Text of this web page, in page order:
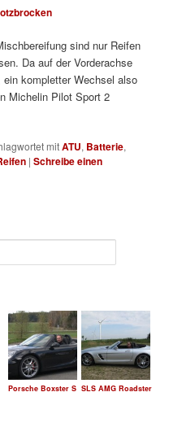
sind nur Reifen
Da auf der Vorderachse
kompletter Wechsel also
Michelin Pilot Sport 2
mitATU, Batterie,
|Schreibe einen
SLS AMG Roadster
Porsche Boxster S